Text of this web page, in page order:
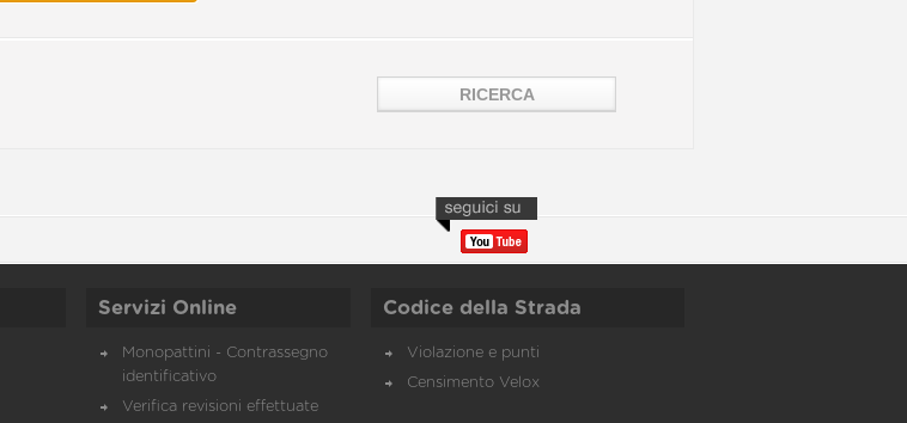
Servizi Online
Monopattini - Contrassegno
identificativo
Verifica revisioni effettuate
Codice della Strada
Violazione e punti
Censimento Velox